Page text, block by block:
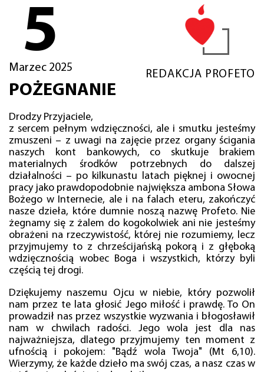
5
Marzec 2025
REDAKCJA PROFETO
POŻEGNANIE
Drodzy Przyjaciele,
z sercem pełnym wdzięczności, ale i smutku jesteśmy
zmuszeni – z uwagi na zajęcie przez organy ścigania
naszych kont bankowych, co skutkuje brakiem
materialnych środków potrzebnych do dalszej
działalności – po kilkunastu latach pięknej i owocnej
pracy jako prawdopodobnie największa ambona Słowa
Bożego w Internecie, ale i na falach eteru, zakończyć
nasze dzieła, które dumnie noszą nazwę Profeto. Nie
żegnamy się z żalem do kogokolwiek ani nie jesteśmy
obrażeni na rzeczywistość, której nie rozumiemy, lecz
przyjmujemy to z chrześcijańską pokorą i z głęboką
wdzięcznością wobec Boga i wszystkich, którzy byli
częścią tej drogi.
Dziękujemy naszemu Ojcu w niebie, który pozwolił
nam przez te lata głosić Jego miłość i prawdę. To On
prowadził nas przez wszystkie wyzwania i błogosławił
nam w chwilach radości. Jego wola jest dla nas
najważniejsza, dlatego przyjmujemy ten moment z
ufnością i pokojem: "Bądź wola Twoja" (Mt 6,10).
Wierzymy, że każde dzieło ma swój czas, a nasz czas w